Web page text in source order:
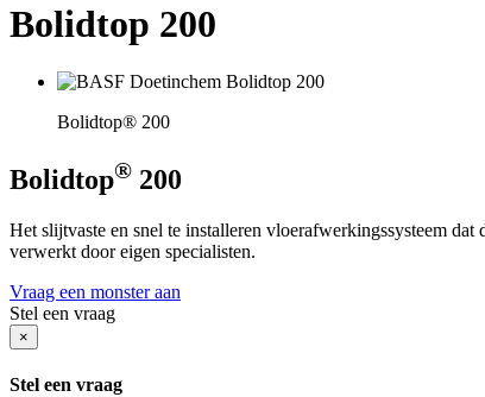
Bolidtop 200
Bolidtop® 200
Bolidtop® 200
Het slijtvaste en snel te installeren vloerafwerkingssysteem
verwerkt door eigen specialisten.
Vraag een monster aan
Stel een vraag
×
Stel een vraag